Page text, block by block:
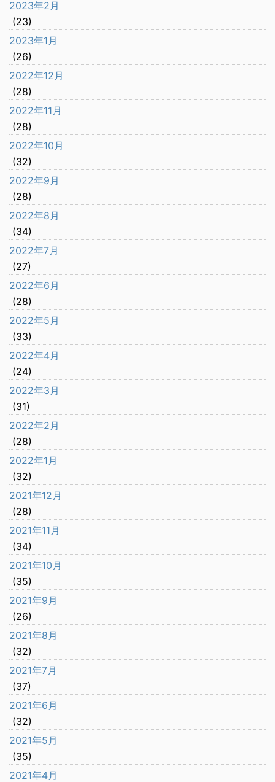
2023年2月
(23)
2023年1月
(26)
2022年12月
(28)
2022年11月
(28)
2022年10月
(32)
2022年9月
(28)
2022年8月
(34)
2022年7月
(27)
2022年6月
(28)
2022年5月
(33)
2022年4月
(24)
2022年3月
(31)
2022年2月
(28)
2022年1月
(32)
2021年12月
(28)
2021年11月
(34)
2021年10月
(35)
2021年9月
(26)
2021年8月
(32)
2021年7月
(37)
2021年6月
(32)
2021年5月
(35)
2021年4月